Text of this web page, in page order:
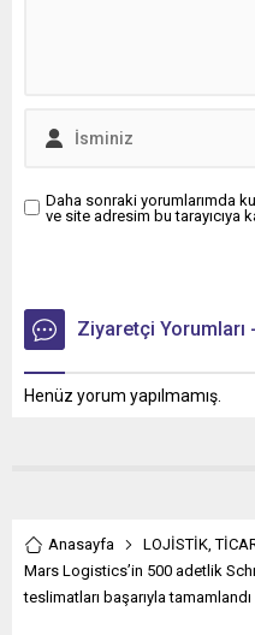
Daha sonraki yorumlarımda
ve site adresim bu tarayıcıya
Ziyaretçi Yorumları
Henüz yorum yapılmamış.
Anasayfa LOJİSTİK ,
Mars Logistics’in 500 adetlik
teslimatları başarıyla tamamlandı